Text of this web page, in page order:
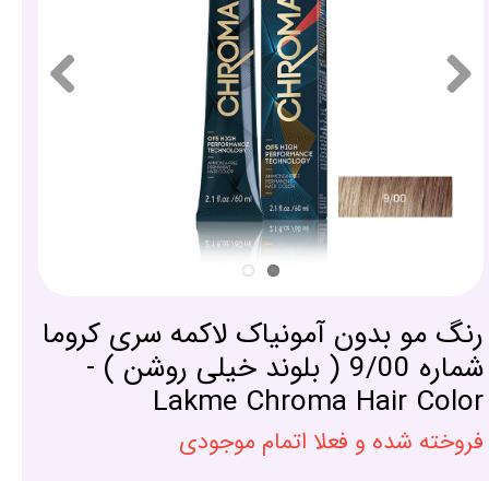
رنگ مو بدون آمونیاک لاکمه سری کروما
شماره 9/00 ( بلوند خیلی روشن ) -
Lakme Chroma Hair Color
فروخته شده و فعلا اتمام موجودی